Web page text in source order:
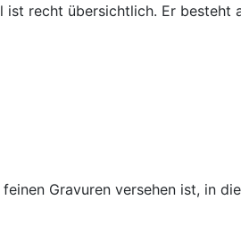
ist recht übersichtlich. Er besteht
Gravuren versehen ist, in